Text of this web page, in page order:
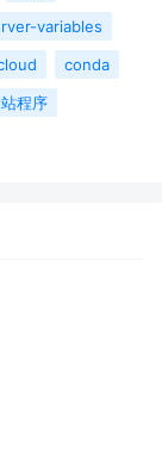
variables
conda
程序